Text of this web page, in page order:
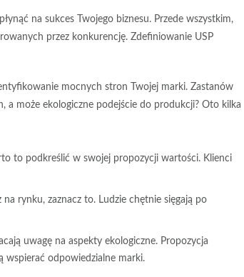
na sukces Twojego biznesu. Przede wszystkim,
przez konkurencję. Zdefiniowanie USP
mocnych stron Twojej marki. Zastanów
, a może ekologiczne podejście do produkcji? Oto kilka
to podkreślić w swojej propozycji wartości. Klienci
rynku, zaznacz to. Ludzie chętnie sięgają po
uwagę na aspekty ekologiczne. Propozycja
wspierać odpowiedzialne marki.